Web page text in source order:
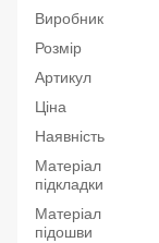
Виробник
Розмір
Артикул
Ціна
Наявність
Матеріал
підкладки
Матеріал
підошви